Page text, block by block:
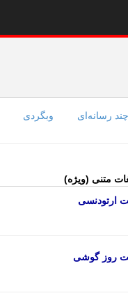
چند رسانه‌ای وبگردی
متنی (ویژه)
ارتودنسی
روز گوشی